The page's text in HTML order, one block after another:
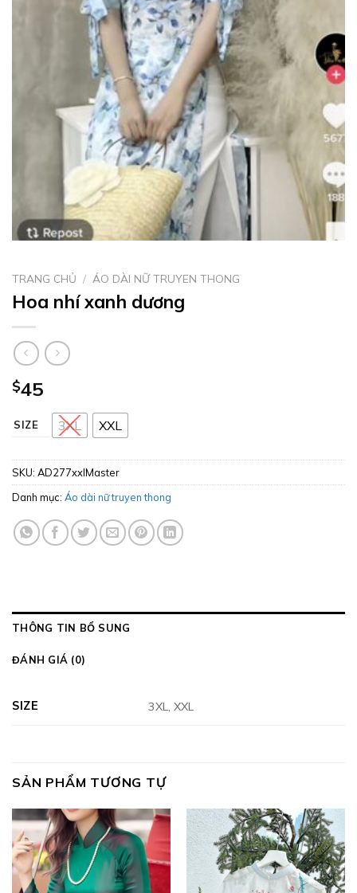
TRANG CHỦ / ÁO DÀI NỮ TRUYEN THONG
Hoa nhí xanh dương
$45
SIZE 3XL XXL
SKU: AD277xxlMaster
Danh mục: Áo dài nữ truyen thong
THÔNG TIN BỔ SUNG
ĐÁNH GIÁ (0)
SIZE 3XL, XXL
SẢN PHẨM TƯƠNG TỰ